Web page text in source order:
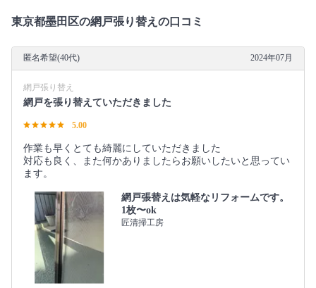
東京都墨田区の網戸張り替えの口コミ
匿名希望(40代) 2024年07月
網戸張り替え
網戸を張り替えていただきました
5.00
作業も早くとても綺麗にしていただきました
対応も良く、また何かありましたらお願いしたいと思ってい
ます。
網戸張替えは気軽なリフォームです。
1枚〜ok
匠清掃工房